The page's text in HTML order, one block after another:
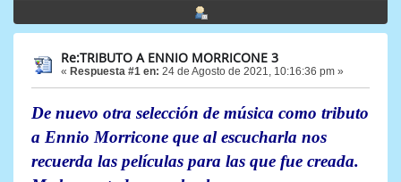
Re:TRIBUTO A ENNIO MORRICONE 3
« Respuesta #1 en: 24 de Agosto de 2021, 10:16:36 pm »
De nuevo otra selección de música como tributo
a Ennio Morricone que al escucharla nos
recuerda las películas para las que fue creada.